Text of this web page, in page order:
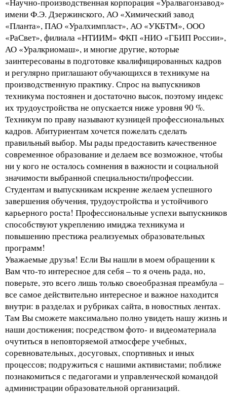
имени Ф.Э. Дзержинского, АО «Химический завод
«Планта», ПАО «Уралхимпласт», АО «УКБТМ», ООО
«РаСвет», филиала «НТИИМ» ФКП «НИО «ГБИП России»,
АО «Уралкриомаш», и многие другие, которые
заинтересованы в подготовке квалифицированных кадров
и регулярно приглашают обучающихся в техникуме на
производственную практику. Спрос на выпускников
техникума постоянен и достаточно высок, поэтому индекс
их трудоустройства не опускается ниже уровня 90 %.
Техникум по праву называют кузницей профессиональных
кадров. Абитуриентам хочется пожелать сделать
правильный выбор. Мы рады предоставить качественное
современное образование и делаем все возможное, чтобы
ни у кого не осталось сомнения в важности и социальной
значимости выбранной специальности/профессии.
Студентам и выпускникам искренне желаем успешного
завершения обучения, трудоустройства и устойчивого
карьерного роста! Профессиональные успехи выпускников
способствуют укреплению имиджа техникума и
повышению престижа реализуемых образовательных
программ!
Уважаемые друзья! Если Вы нашли в моем обращении к
Вам что-то интересное для себя – то я очень рада, но,
поверьте, это всего лишь только своеобразная преамбула –
все самое действительно интересное и важное находится
внутри: в разделах и рубриках сайта, в новостных лентах.
Там Вы сможете максимально полно увидеть нашу жизнь и
наши достижения; посредством фото- и видеоматериала
очутиться в неповторяемой атмосфере учебных,
соревновательных, досуговых, спортивных и иных
процессов; подружиться с нашими активистами; поближе
познакомиться с педагогами и управленческой командой
администрации образовательной организаций.